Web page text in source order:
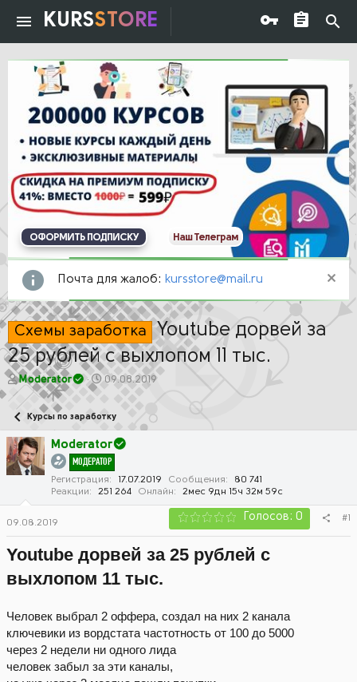
KURSSTORE
ОФОРМИТЬ ПОДПИСКУ Наш Телеграм
Почта для жалоб: kursstore@mail.ru
Схемы заработка Youtube дорвей за
25 рублей с выхлопом 11 тыс.
А
т
о
р
т
е
Moderator
Д
а
а
ч
а
л
а
09.08.2019
Курсы по заработку
Moderator
МОДЕРАТОР
Регистрация 17.07.2019 Сообщения
80 741
Реакции
251 264 Онлайн 2мес 9дн 15ч 32м 59с
09.08.2019 Голосов: 0 #1
Youtube дорвей за 25 рублей с
выхлопом 11 тыс.
Человек выбрал 2 оффера, создал на них 2 канала
ключевики из вордстата частотность от 100 до 5000
через 2 недели ни одного лида
человек забыл за эти каналы,